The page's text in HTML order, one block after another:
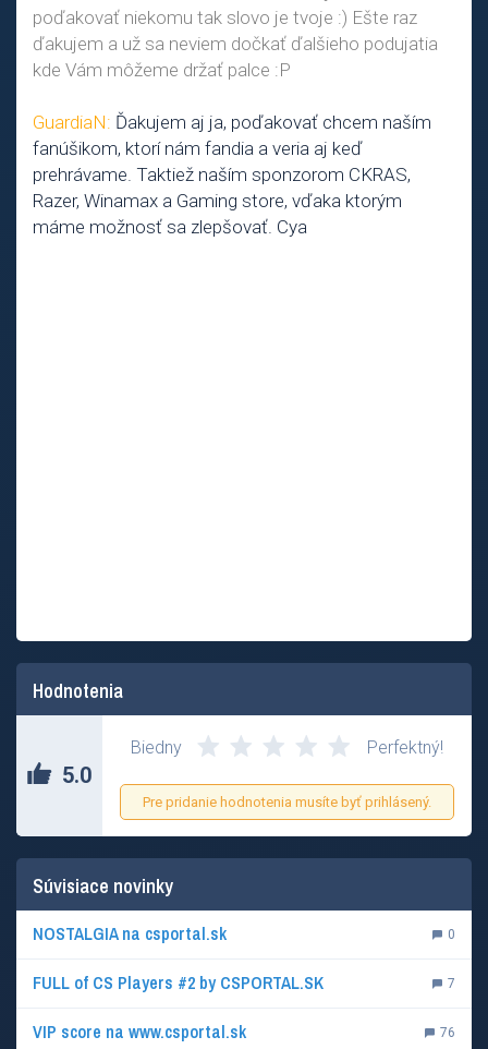
poďakovať niekomu tak slovo je tvoje :) Ešte raz
ďakujem a už sa neviem dočkať ďalšieho podujatia
kde Vám môžeme držať palce :P
GuardiaN: Ďakujem aj ja, poďakovať chcem naším
fanúšikom, ktorí nám fandia a veria aj keď
prehrávame. Taktiež naším sponzorom CKRAS,
Razer, Winamax a Gaming store, vďaka ktorým
máme možnosť sa zlepšovať. Cya
Hodnotenia
5.0
Biedny Perfektný!
Pre pridanie hodnotenia musíte byť prihlásený.
Súvisiace novinky
NOSTALGIA na csportal.sk 0
FULL of CS Players #2 by CSPORTAL.SK 7
VIP score na www.csportal.sk 76